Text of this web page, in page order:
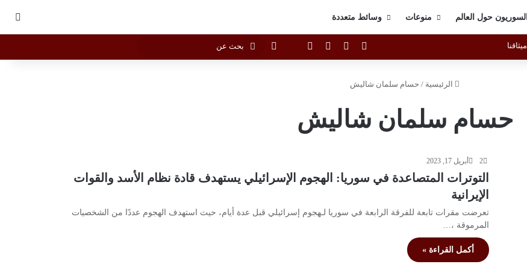
السوريون حول العالم منوعات وسائط متعددة
ميثاقنا فيسبوك يوتيوبانستقرامVediograph
الوضع المظلم
بحث
الرئيسية / حسام سلمان شاليش
حسام سلمان شاليش
أبريل 17, 2023 2
التوترات المتصاعدة في سوريا: الهجوم الإسرائيلي يستهدف قادة نظام الأسد والقوات
الإيرانية
تعرضت مقرات تابعة للفرقة الرابعة في سوريا لـهجوم إسرائيلي قبل عدة أيام، حيث استهدف الهجوم عددًا من الشخصيات
المرموقة ،…
أكمل القراءة »